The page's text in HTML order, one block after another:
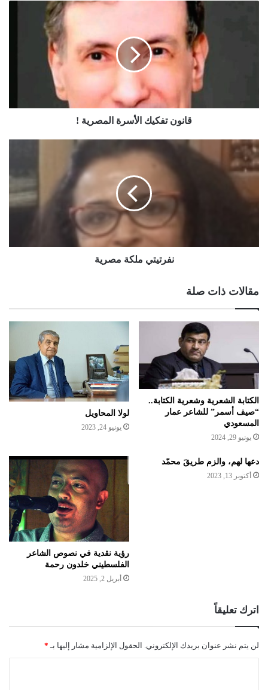
قانون تفكيك الأسرة المصرية !
نفرتيتي ملكة مصرية
مقالات ذات صلة
الكتابة الشعرية وشعرية الكتابة..
“صيف أسمر” للشاعر عمار
المسعودي
يونيو 29, 2024
لولا المحاويل
يونيو 24, 2023
دعها لهم، والزم طريقَ محمّد
أكتوبر 13, 2023
رؤية نقدية في نصوص الشاعر
الفلسطيني خلدون رحمة
أبريل 2, 2025
اترك تعليقاً
لن يتم نشر عنوان بريدك الإلكتروني. الحقول الإلزامية مشار إليها بـ *